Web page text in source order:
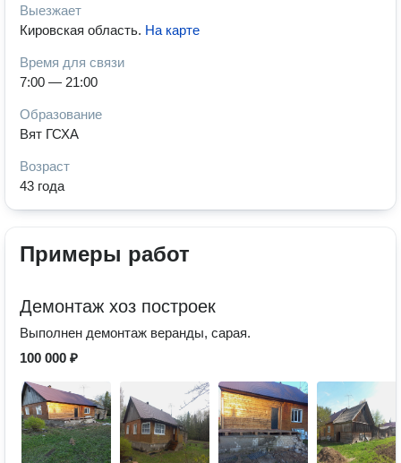
Выезжает
Кировская область. На карте
Время для связи
7:00 — 21:00
Образование
Вят ГСХА
Возраст
43 года
Примеры работ
Демонтаж хоз построек
Выполнен демонтаж веранды, сарая.
100 000 ₽